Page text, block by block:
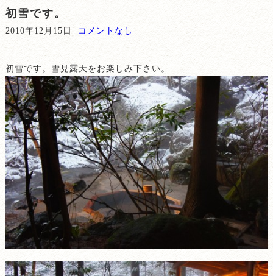
初雪です。
2010年12月15日 コメントなし
初雪です。雪見露天をお楽しみ下さい。